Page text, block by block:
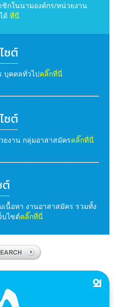
กในนามองค์กร/หน่วยงาน
ด้ ที่นี่
ซต์
บุคคลทั่วไปคลิ๊กที่นี่
ซต์
ยงาน กลุ่มอาสาสมัครคลิ๊กที่นี่
ต์
นื้อหา งานอาสาสมัคร รวมทั้ง
บไซต์คลิ๊กที่นี่